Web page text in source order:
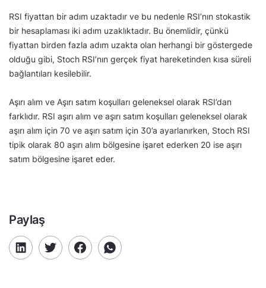
RSI fiyattan bir adım uzaktadır ve bu nedenle RSI’nın stokastik
bir hesaplaması iki adım uzaklıktadır. Bu önemlidir, çünkü
fiyattan birden fazla adım uzakta olan herhangi bir göstergede
olduğu gibi, Stoch RSI’nın gerçek fiyat hareketinden kısa süreli
bağlantıları kesilebilir.
Aşırı alım ve Aşırı satım koşulları geleneksel olarak RSI’dan
farklıdır. RSI aşırı alım ve aşırı satım koşulları geleneksel olarak
aşırı alım için 70 ve aşırı satım için 30’a ayarlanırken, Stoch RSI
tipik olarak 80 aşırı alım bölgesine işaret ederken 20 ise aşırı
satım bölgesine işaret eder.
Paylaş